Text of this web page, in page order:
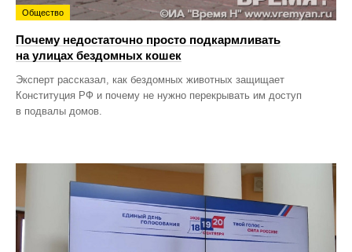
Общество
Почему недостаточно просто подкармливать
на улицах бездомных кошек
Эксперт рассказал, как бездомных животных защищает
Конституция РФ и почему не нужно перекрывать им доступ
в подвалы домов.